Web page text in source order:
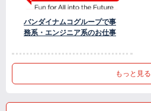
バンダイナムコグループで事
務系・エンジニア系のお仕事
もっと見る